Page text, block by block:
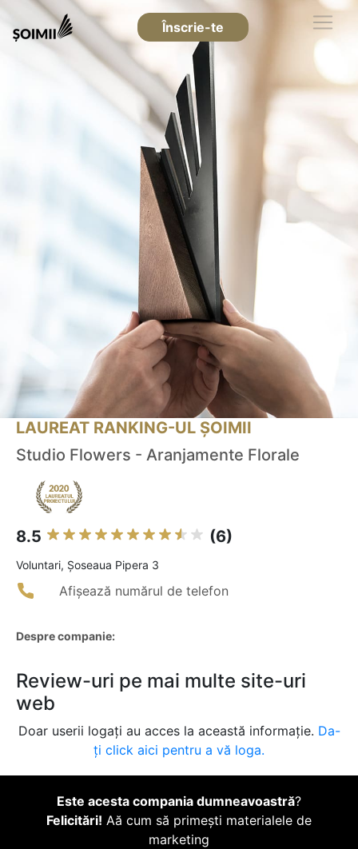
Înscrie-te
LAUREAT RANKING-UL ȘOIMII
Studio Flowers - Aranjamente Florale
8.5 (6)
Voluntari, Șoseaua Pipera 3
Afișează numărul de telefon
Despre companie:
Review-uri pe mai multe site-uri
web
Doar userii logați au acces la această informație. Da-
ți click aici pentru a vă loga.
Este acesta compania dumneavoastră?
Felicitări! Aă cum să primești materialele de
marketing